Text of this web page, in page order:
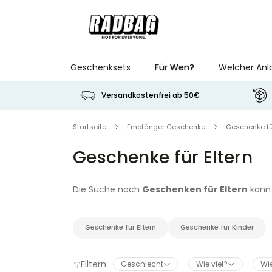
Geschenksets Für Wen? Welcher
Versandkostenfrei ab 50€
Startseite Empfänger Geschenke Geschenke
Geschenke für Eltern
Die Suche nach Geschenken für Eltern
gibt es kulinarische Überraschungen, und für
Geschenke für Eltern Geschenke für Kinder
Filtern: Geschlecht Wie viel?